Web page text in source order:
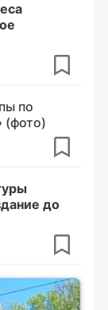
по
(фото)
до